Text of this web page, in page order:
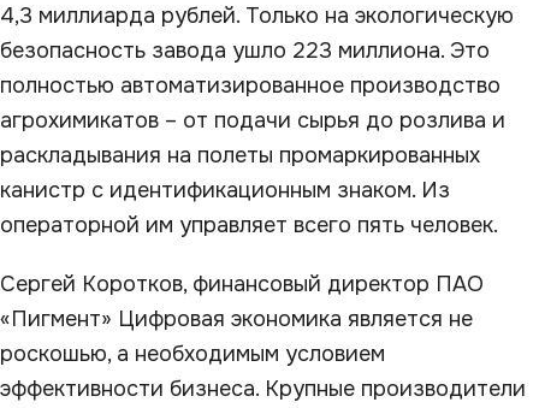
4,3 миллиарда рублей. Только на экологическую
безопасность завода ушло 223 миллиона. Это
полностью автоматизированное производство
агрохимикатов – от подачи сырья до розлива и
раскладывания на полеты промаркированных
канистр с идентификационным знаком. Из
операторной им управляет всего пять человек.
Сергей Коротков, финансовый директор ПАО
«Пигмент» Цифровая экономика является не
роскошью, а необходимым условием
эффективности бизнеса. Крупные производители